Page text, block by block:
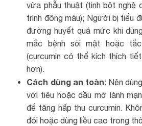
vừa phẫu thuật (tinh bột nghệ
trình đông máu); Người bị tiểu
đường huyết quá mức khi
mắc bệnh sỏi mật hoặc
(curcumin có thể kích thích
hơn).
Cách dùng an toàn: Nên
với tiêu hoặc dầu mỡ lành
để tăng hấp thu curcumin.
đói hoặc dùng liều cao trong